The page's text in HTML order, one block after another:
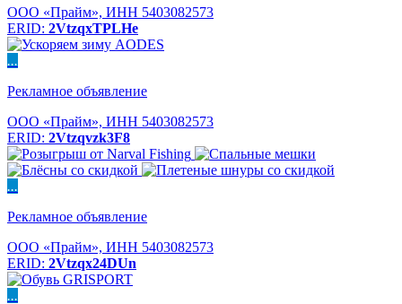
ООО «Прайм», ИНН 5403082573
ERID: 2VtzqxTPLHe
...
Рекламное объявление
ООО «Прайм», ИНН 5403082573
ERID: 2Vtzqvzk3F8
...
Рекламное объявление
ООО «Прайм», ИНН 5403082573
ERID: 2Vtzqx24DUn
...